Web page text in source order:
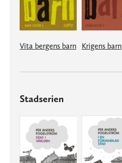
Vita bergens barn Krigens barn
Stadserien